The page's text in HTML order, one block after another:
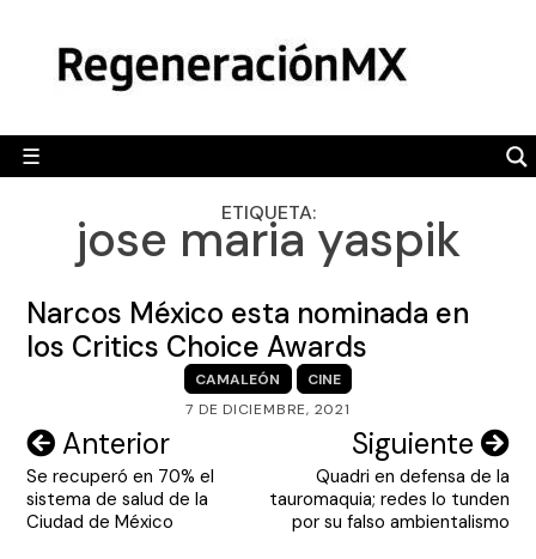
content
☰
POLÍTICA
CAMALEÓN
OPINIÓN
ENGLISH SECTION
VIDEOS
ETIQUETA:
jose maria yaspik
Narcos México esta nominada en
los Critics Choice Awards
CAMALEÓN
CINE
7 DE DICIEMBRE, 2021
Navegación
de
entradas
Anterior
Se recuperó en 70% el
sistema de salud de la
Ciudad de México
Siguiente
Quadri en defensa de la
tauromaquia; redes lo tunden
por su falso ambientalismo